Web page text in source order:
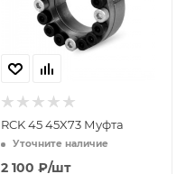
RCK 45 45X73 Муфта
Уточните наличие
2 100 ₽/шт